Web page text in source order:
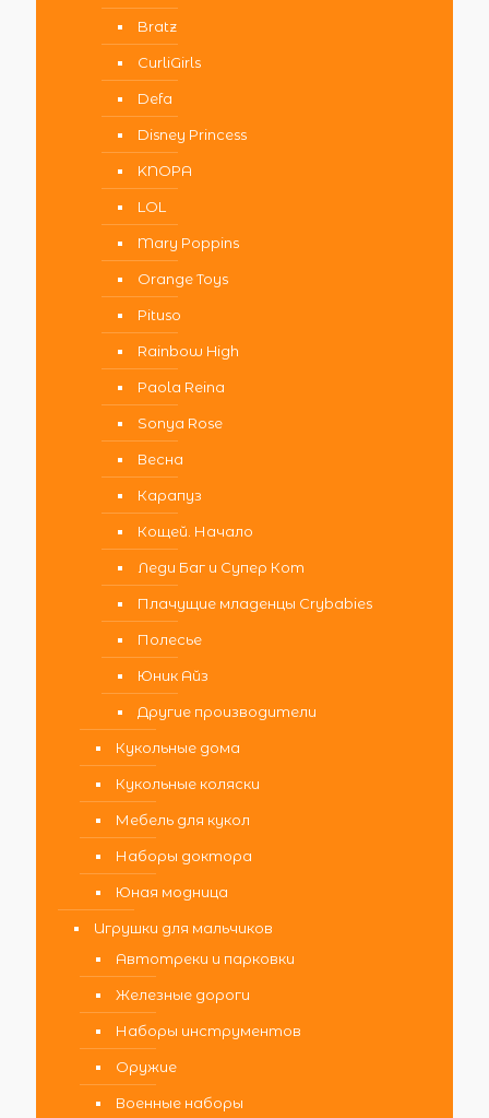
Bratz
CurliGirls
Defa
Disney Princess
KNOPA
LOL
Mary Poppins
Orange Toys
Pituso
Rainbow High
Paola Reina
Sonya Rose
Весна
Карапуз
Кощей. Начало
Леди Баг и Супер Кот
Плачущие младенцы Crybabies
Полесье
Юник Айз
Другие производители
Кукольные дома
Кукольные коляски
Мебель для кукол
Наборы доктора
Юная модница
Игрушки для мальчиков
Автотреки и парковки
Железные дороги
Наборы инструментов
Оружие
Военные наборы